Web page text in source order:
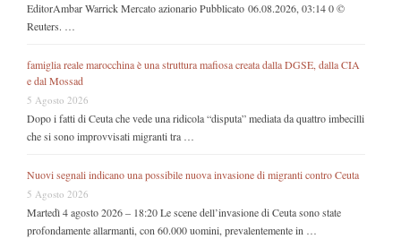
EditorAmbar Warrick Mercato azionario Pubblicato 06.08.2026, 03:14 0 ©
Reuters. …
famiglia reale marocchina è una struttura mafiosa creata dalla DGSE, dalla CIA
e dal Mossad
5 Agosto 2026
Dopo i fatti di Ceuta che vede una ridicola “disputa” mediata da quattro imbecilli
che si sono improvvisati migranti tra …
Nuovi segnali indicano una possibile nuova invasione di migranti contro Ceuta
5 Agosto 2026
Martedì 4 agosto 2026 – 18:20 Le scene dell’invasione di Ceuta sono state
profondamente allarmanti, con 60.000 uomini, prevalentemente in …